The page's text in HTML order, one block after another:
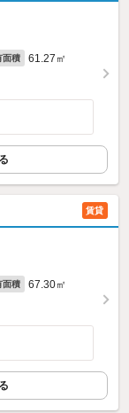
面積 61.27㎡
賃貸
面積 67.30㎡